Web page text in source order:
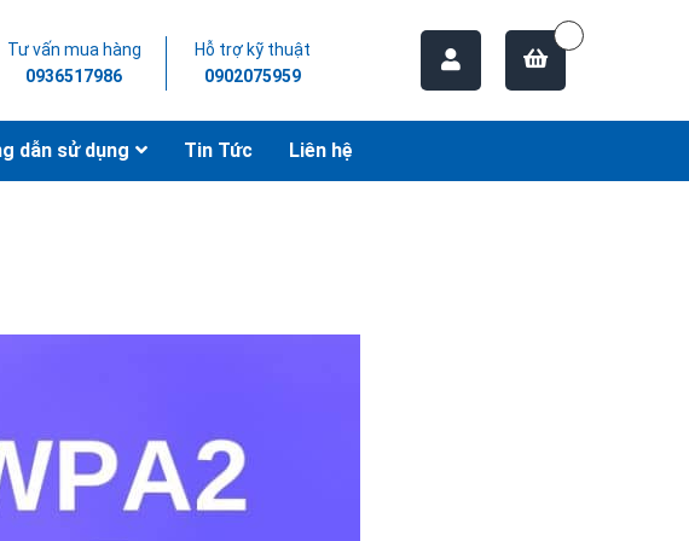
Tư vấn mua hàng
0936517986
Hỗ trợ kỹ thuật
0902075959
dẫn sử dụng Tin Tức Liên hệ